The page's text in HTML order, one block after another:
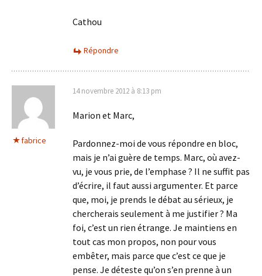
Cathou
Répondre
fabrice
14 novembre 2012 à 8:13 pm
Marion et Marc,
Pardonnez-moi de vous répondre en bloc,
mais je n’ai guère de temps. Marc, où avez-
vu, je vous prie, de l’emphase ? Il ne suffit pas
d’écrire, il faut aussi argumenter. Et parce
que, moi, je prends le débat au sérieux, je
chercherais seulement à me justifier ? Ma
foi, c’est un rien étrange. Je maintiens en
tout cas mon propos, non pour vous
embêter, mais parce que c’est ce que je
pense. Je déteste qu’on s’en prenne à un